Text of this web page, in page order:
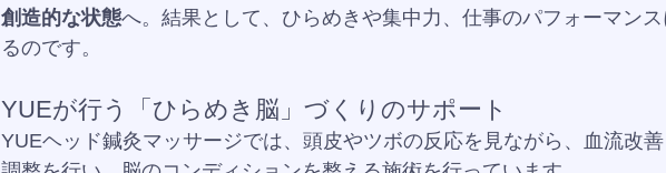
創造的な状態へ。結果として、ひらめきや集中力、仕事のパフォーマンス
るのです。
YUEが行う「ひらめき脳」づくりのサポート
YUEヘッド鍼灸マッサージでは、頭皮やツボの反応を見ながら、血流改